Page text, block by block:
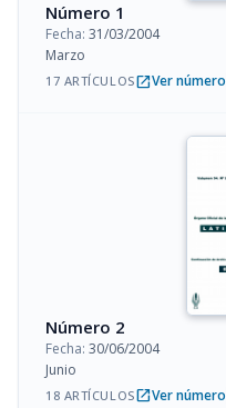
Número 1
Fecha: 31/03/2004
Marzo
17 ARTÍCULOSopen_in_newVer número
Número 2
Fecha: 30/06/2004
Junio
18 ARTÍCULOSopen_in_newVer número